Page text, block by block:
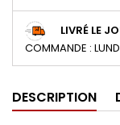
LIVRÉ LE
COMMANDE :
DESCRIPTION